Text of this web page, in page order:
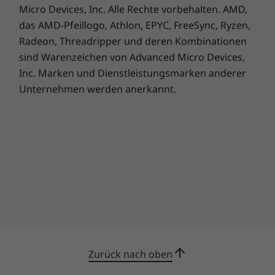
oder einfach nur einen Artikel lesen:
Micro Devices, Inc. Alle Rechte vorbehalten. AMD,
das AMD-Pfeillogo, Athlon, EPYC, FreeSync, Ryzen,
Radeon, Threadripper und deren Kombinationen
sind Warenzeichen von Advanced Micro Devices,
Inc. Marken und Dienstleistungsmarken anderer
Unternehmen werden anerkannt.
Zurück nach oben